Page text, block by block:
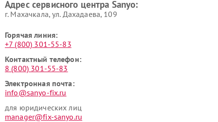
Адрес сервисного центра Sanyo:
г. Махачкала, ул. Дахадаева, 109
Горячая линия:
+7 (800) 301-55-83
Контактный телефон:
8 (800) 301-55-83
Электронная почта:
info@sanyo-fix.ru
для юридических лиц
manager@fix-sanyo.ru